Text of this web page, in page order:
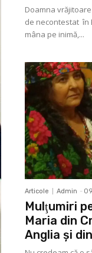
Doamna
de necontestat în
mâna pe inimă,...
Articole Admin -
Mulţumiri
Maria din
Anglia și